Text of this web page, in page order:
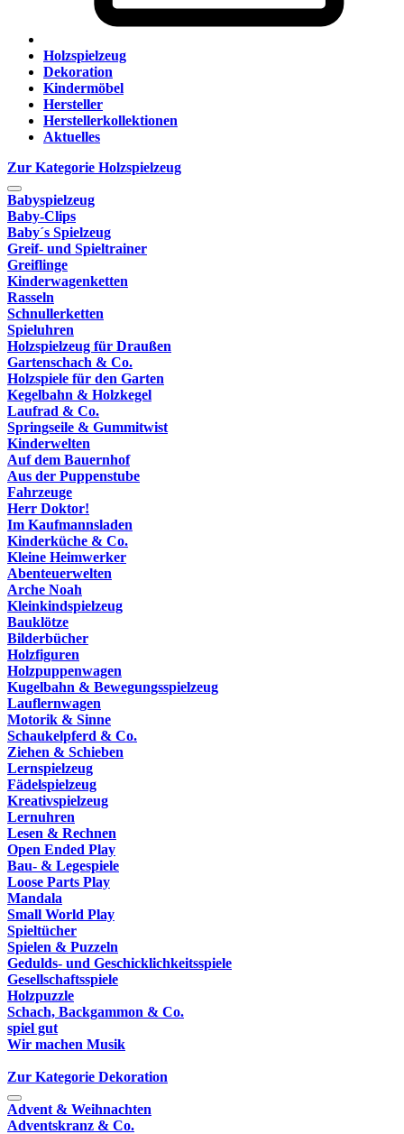
Holzspielzeug
Dekoration
Kindermöbel
Hersteller
Herstellerkollektionen
Aktuelles
Zur Kategorie Holzspielzeug
Babyspielzeug
Baby-Clips
Baby´s Spielzeug
Greif- und Spieltrainer
Greiflinge
Kinderwagenketten
Rasseln
Schnullerketten
Spieluhren
Holzspielzeug für Draußen
Gartenschach & Co.
Holzspiele für den Garten
Kegelbahn & Holzkegel
Laufrad & Co.
Springseile & Gummitwist
Kinderwelten
Auf dem Bauernhof
Aus der Puppenstube
Fahrzeuge
Herr Doktor!
Im Kaufmannsladen
Kinderküche & Co.
Kleine Heimwerker
Abenteuerwelten
Arche Noah
Kleinkindspielzeug
Bauklötze
Bilderbücher
Holzfiguren
Holzpuppenwagen
Kugelbahn & Bewegungsspielzeug
Lauflernwagen
Motorik & Sinne
Schaukelpferd & Co.
Ziehen & Schieben
Lernspielzeug
Fädelspielzeug
Kreativspielzeug
Lernuhren
Lesen & Rechnen
Open Ended Play
Bau- & Legespiele
Loose Parts Play
Mandala
Small World Play
Spieltücher
Spielen & Puzzeln
Gedulds- und Geschicklichkeitsspiele
Gesellschaftsspiele
Holzpuzzle
Schach, Backgammon & Co.
spiel gut
Wir machen Musik
Zur Kategorie Dekoration
Advent & Weihnachten
Adventskranz & Co.